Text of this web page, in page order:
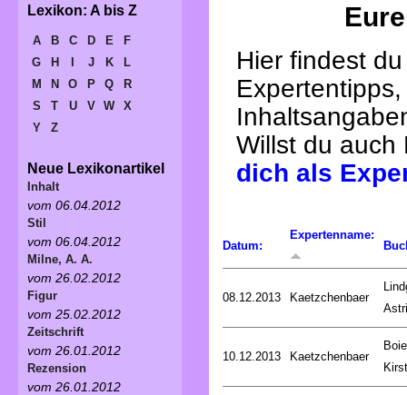
Hier findest
Willst du
dich als
Datum:
Expertenname:
08.12.2013 Kaetzchenbaer
10.12.2013 Kaetzchenbaer
Lexikon: A bis Z
A B C D E
F
G
H J K
L
M
N O P Q
R
S
T U V W
X
Y
Z
Neue Lexikonartikel
Inhalt
vom 06.04.2012
Stil
vom 06.04.2012
Milne, A. A.
vom 26.02.2012
Figur
vom 25.02.2012
Zeitschrift
vom 26.01.2012
Rezension
vom 26.01.2012